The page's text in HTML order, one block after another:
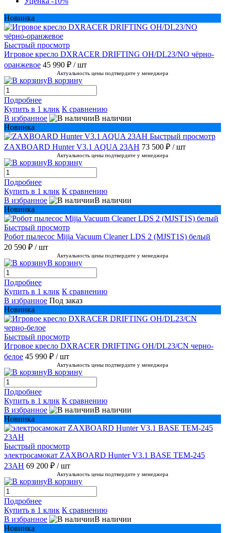
Новинка
Быстрый просмотр
Игровое кресло DXRACER DRIFTING OH/DL23/NO чёрно-
оранжевое 45 990 ₽ / шт
Актуальность цены подтвердите у менеджера
В корзину
Подробнее
Купить в 1 клик К сравнению
В избранное
В наличии
Новинка
Быстрый просмотр
ZAXBOARD Hunter V3.1 AQUA 23AH 73 500 ₽ / шт
Актуальность цены подтвердите у менеджера
В корзину
Подробнее
Купить в 1 клик К сравнению
В избранное
В наличии
Новинка
Быстрый просмотр
Робот пылесос Mijia Vacuum Cleaner LDS 2 (MJST1S) белый
20 590 ₽ / шт
Актуальность цены подтвердите у менеджера
В корзину
Подробнее
Купить в 1 клик К сравнению
В избранное Под заказ
Новинка
Быстрый просмотр
Игровое кресло DXRACER DRIFTING OH/DL23/CN черно-
белое 45 990 ₽ / шт
Актуальность цены подтвердите у менеджера
В корзину
Подробнее
Купить в 1 клик К сравнению
В избранное
В наличии
Новинка
Быстрый просмотр
электросамокат ZAXBOARD Hunter V3.1 BASE TEM-245
23AH 69 200 ₽ / шт
Актуальность цены подтвердите у менеджера
В корзину
Подробнее
Купить в 1 клик К сравнению
В избранное
В наличии
Новинка